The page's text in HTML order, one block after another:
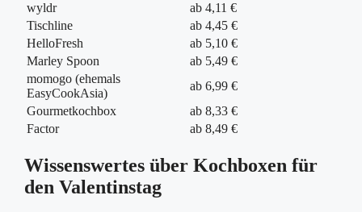
wyldr
ab 4,11 €
Tischline
ab 4,45 €
HelloFresh
ab 5,10 €
Marley Spoon
ab 5,49 €
momogo (ehemals
EasyCookAsia)
ab 6,99 €
Gourmetkochbox
ab 8,33 €
Factor
ab 8,49 €
Wissenswertes über Kochboxen für
den Valentinstag